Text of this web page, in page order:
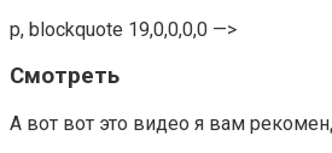
p, blockquote 19,0,0,0,0 —>
Смотреть
А вот вот это видео я вам